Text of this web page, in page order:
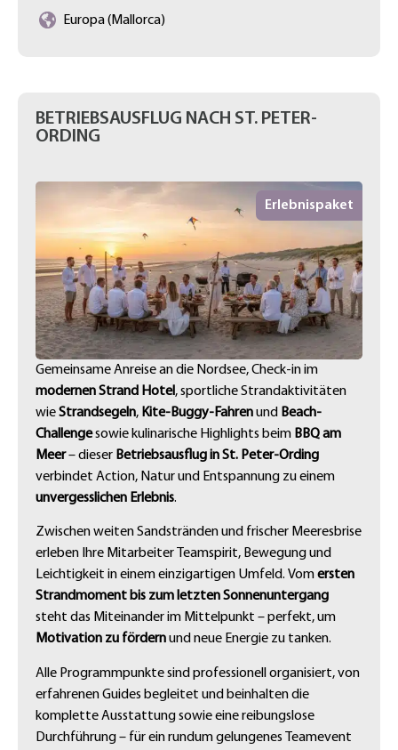
Europa (Mallorca)
BETRIEBSAUSFLUG NACH ST. PETER-
ORDING
Erlebnispaket
Gemeinsame Anreise an die Nordsee, Check-in im
modernen Strand Hotel, sportliche Strandaktivitäten
wieStrandsegeln, Kite-Buggy-Fahrenund Beach-
Challengesowie kulinarische Highlights beim BBQ am
Meer– dieser Betriebsausflug in St. Peter-Ording
verbindet Action, Natur und Entspannung zu einem
unvergesslichen Erlebnis.
Zwischen weiten Sandstränden und frischer Meeresbrise
erleben Ihre Mitarbeiter Teamspirit, Bewegung und
Leichtigkeit in einem einzigartigen Umfeld. Vomersten
Strandmoment bis zum letzten Sonnenuntergang
steht das Miteinander im Mittelpunkt – perfekt, um
Motivation zu fördernund neue Energie zu tanken.
Alle Programmpunkte sind professionell organisiert, von
erfahrenen Guides begleitet und beinhalten die
komplette Ausstattung sowie eine reibungslose
Durchführung – für ein rundum gelungenes Teamevent